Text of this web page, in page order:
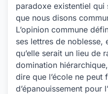
paradoxe existentiel
que nous disons
L’opinion commune
ses lettres de noblesse,
qu’elle serait un lieu de
domination
dire que l’école ne peut
d’épanouissement pour